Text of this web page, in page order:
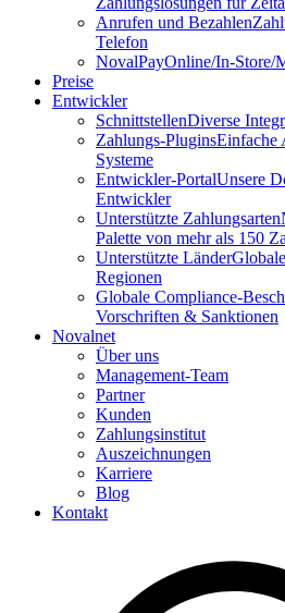
Anrufen und Bezahlen
Telefon
NovalPayOnline/In-Store/
Preise
Entwickler
SchnittstellenDiverse
Zahlungs-PluginsEinfache
Systeme
Entwickler-PortalUnsere
Entwickler
Unterstützte Zahlungsarten
Palette von mehr als 150
Unterstützte Länder
Regionen
Globale Compliance-
Vorschriften & Sanktionen
Novalnet
Über uns
Management-Team
Partner
Kunden
Zahlungsinstitut
Auszeichnungen
Karriere
Blog
Kontakt